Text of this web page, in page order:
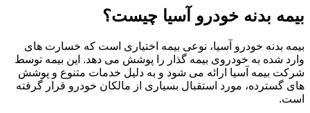
بیمه بدنه خودرو آسیا چیست؟
بیمه بدنه خودرو آسیا، نوعی بیمه اختیاری است که خسارت های
وارد شده به خودروی بیمه گذار را پوشش می دهد. این بیمه توسط
شرکت بیمه آسیا ارائه می شود و به دلیل خدمات متنوع و پوشش
های گسترده، مورد استقبال بسیاری از مالکان خودرو قرار گرفته
است.